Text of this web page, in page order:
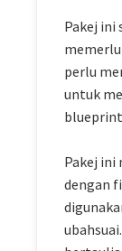
Pakej ini
perlu
untuk
Pakej ini
dengan